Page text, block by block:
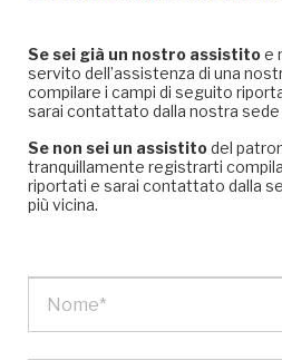
Se sei già un nostro assistitoe
servito dell’assistenza di una
compilare i campi di seguito
sarai contattato dalla nostra
Se non sei un assistitodel
tranquillamente registrarti
riportati e sarai contattato dalla
più vicina.